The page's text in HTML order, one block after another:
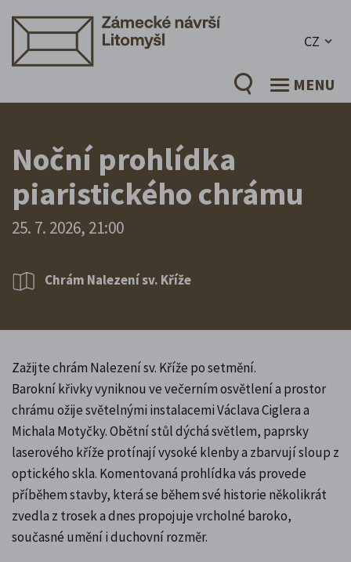
CZ
MENU
Noční prohlídka
piaristického chrámu
25. 7. 2026, 21:00
Chrám Nalezení sv. Kříže
Zažijte chrám Nalezení sv. Kříže po setmění.
Barokní křivky vyniknou ve večerním osvětlení a prostor
chrámu ožije světelnými instalacemi Václava Ciglera a
Michala Motyčky. Obětní stůl dýchá světlem, paprsky
laserového kříže protínají vysoké klenby a zbarvují sloup z
optického skla. Komentovaná prohlídka vás provede
příběhem stavby, která se během své historie několikrát
zvedla z trosek a dnes propojuje vrcholné baroko,
současné umění i duchovní rozměr.